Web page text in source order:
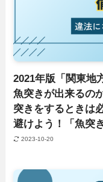
2021年版「関東地
魚突きが出来るの
突きをするときは
避けよう！「魚突
2023-10-20